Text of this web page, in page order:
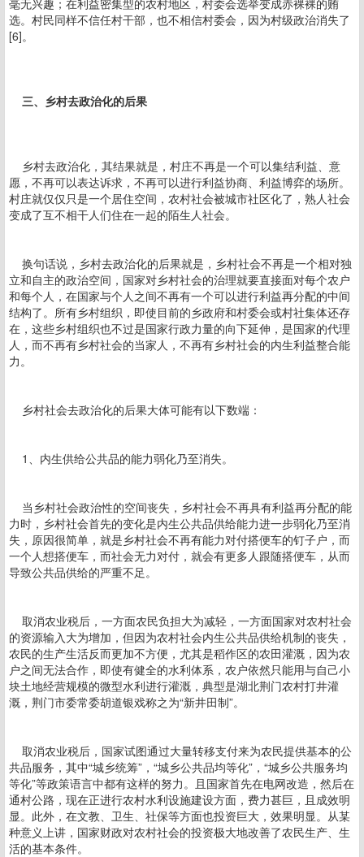
毫无兴趣；在利益密集型的农村地区，村委会选举变成赤裸裸的贿
选。村民同样不信任村干部，也不相信村委会，因为村级政治消失了
[6]。
三、乡村去政治化的后果
乡村去政治化，其结果就是，村庄不再是一个可以集结利益、意
愿，不再可以表达诉求，不再可以进行利益协商、利益博弈的场所。
村庄就仅仅只是一个居住空间，农村社会被城市社区化了，熟人社会
变成了互不相干人们住在一起的陌生人社会。
换句话说，乡村去政治化的后果就是，乡村社会不再是一个相对独
立和自主的政治空间，国家对乡村社会的治理就要直接面对每个农户
和每个人，在国家与个人之间不再有一个可以进行利益再分配的中间
结构了。所有乡村组织，即使目前的乡政府和村委会或村社集体还存
在，这些乡村组织也不过是国家行政力量的向下延伸，是国家的代理
人，而不再有乡村社会的当家人，不再有乡村社会的内生利益整合能
力。
乡村社会去政治化的后果大体可能有以下数端：
1、内生供给公共品的能力弱化乃至消失。
当乡村社会政治性的空间丧失，乡村社会不再具有利益再分配的能
力时，乡村社会首先的变化是内生公共品供给能力进一步弱化乃至消
失，原因很简单，就是乡村社会不再有能力对付搭便车的钉子户，而
一个人想搭便车，而社会无力对付，就会有更多人跟随搭便车，从而
导致公共品供给的严重不足。
取消农业税后，一方面农民负担大为减轻，一方面国家对农村社会
的资源输入大为增加，但因为农村社会内生公共品供给机制的丧失，
农民的生产生活反而更加不方便，尤其是稻作区的农田灌溉，因为农
户之间无法合作，即使有健全的水利体系，农户依然只能用与自己小
块土地经营规模的微型水利进行灌溉，典型是湖北荆门农村打井灌
溉，荆门市委常委胡道银戏称之为“新井田制”。
取消农业税后，国家试图通过大量转移支付来为农民提供基本的公
共品服务，其中“城乡统筹”，“城乡公共品均等化”，“城乡公共服务均
等化”等政策语言中都有这样的努力。且国家首先在电网改造，然后在
通村公路，现在正进行农村水利设施建设方面，费力甚巨，且成效明
显。此外，在文教、卫生、社保等方面也投资巨大，效果明显。从某
种意义上讲，国家财政对农村社会的投资极大地改善了农民生产、生
活的基本条件。